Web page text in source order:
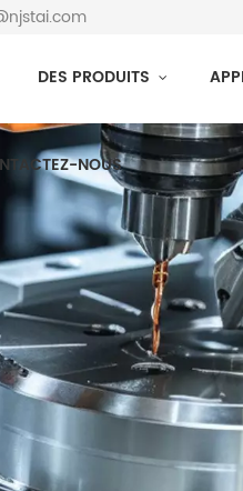
DES PRODUITS
NOUS